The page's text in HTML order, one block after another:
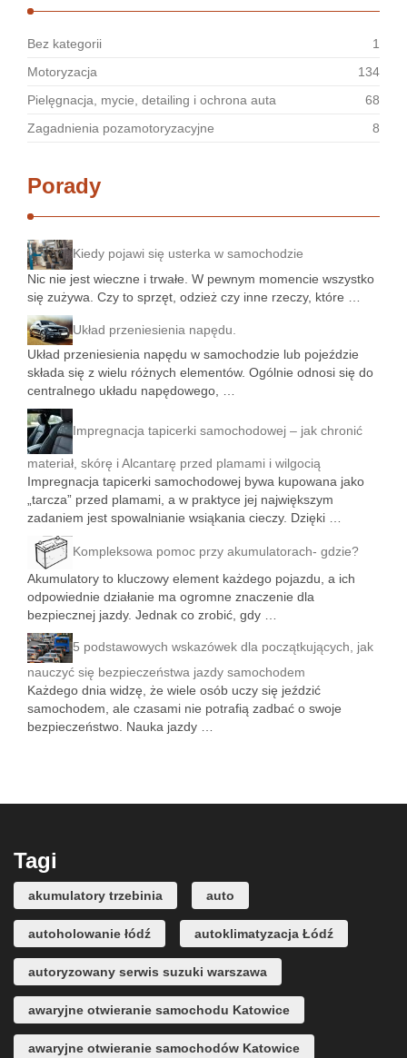
Bez kategorii
1
Motoryzacja
134
Pielęgnacja, mycie, detailing i ochrona auta
68
Zagadnienia pozamotoryzacyjne
8
Porady
Kiedy pojawi się usterka w samochodzie
Nic nie jest wieczne i trwałe. W pewnym momencie wszystko
się zużywa. Czy to sprzęt, odzież czy inne rzeczy, które …
Układ przeniesienia napędu.
Układ przeniesienia napędu w samochodzie lub pojeździe
składa się z wielu różnych elementów. Ogólnie odnosi się do
centralnego układu napędowego, …
Impregnacja tapicerki samochodowej – jak chronić
materiał, skórę i Alcantarę przed plamami i wilgocią
Impregnacja tapicerki samochodowej bywa kupowana jako
„tarcza” przed plamami, a w praktyce jej największym
zadaniem jest spowalnianie wsiąkania cieczy. Dzięki …
Kompleksowa pomoc przy akumulatorach- gdzie?
Akumulatory to kluczowy element każdego pojazdu, a ich
odpowiednie działanie ma ogromne znaczenie dla
bezpiecznej jazdy. Jednak co zrobić, gdy …
5 podstawowych wskazówek dla początkujących, jak
nauczyć się bezpieczeństwa jazdy samochodem
Każdego dnia widzę, że wiele osób uczy się jeździć
samochodem, ale czasami nie potrafią zadbać o swoje
bezpieczeństwo. Nauka jazdy …
Tagi
akumulatory trzebinia auto
autoholowanie łódź autoklimatyzacja Łódź
autoryzowany serwis suzuki warszawa
awaryjne otwieranie samochodu Katowice
awaryjne otwieranie samochodów Katowice